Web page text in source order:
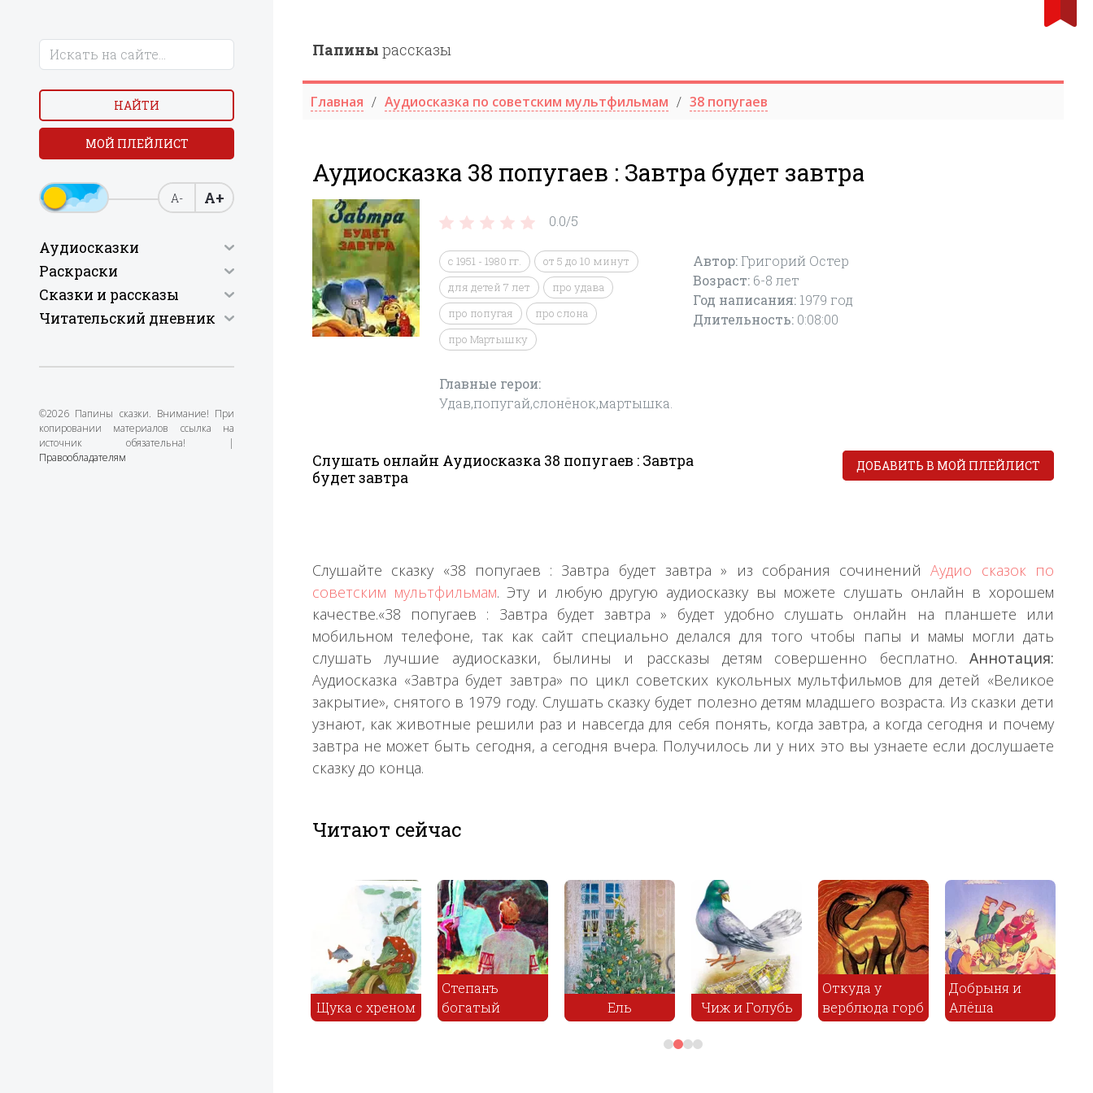
НАЙТИ
МОЙ ПЛЕЙЛИСТ
А- А+
Аудиосказки
Раскраски
Сказки и рассказы
Читательский дневник
©2026 Папины сказки. Внимание! При
копировании материалов ссылка на
источник обязательна! |
Правообладателям
Папины рассказы
Главная Аудиосказка по советским мультфильмам 38 попугаев
Аудиосказка 38 попугаев : Завтра будет завтра
0.0/5
с 1951 - 1980 гг.
от 5 до 10 минут
для детей 7 лет
про удава
про попугая
про слона
про Мартышку
Главные герои:
Удав,попугай,слонёнок,мартышка.
Автор: Григорий Остер
Возраст: 6-8 лет
Год написания: 1979 год
Длительность: 0:08:00
Слушать онлайн Аудиосказка 38 попугаев : Завтра
будет завтра
ДОБАВИТЬ В МОЙ ПЛЕЙЛИСТ
Слушайте сказку «38 попугаев : Завтра будет завтра » из собрания сочиненийАудио сказок по
советским мультфильмам. Эту и любую другую аудиосказку вы можете слушать онлайн в хорошем
качестве.«38 попугаев : Завтра будет завтра » будет удобно слушать онлайн на планшете или
мобильном телефоне, так как сайт специально делался для того чтобы папы и мамы могли дать
слушать лучшие аудиосказки, былины и рассказы детям совершенно бесплатно. Аннотация:
Аудиосказка «Завтра будет завтра» по цикл советских кукольных мультфильмов для детей «Великое
закрытие», снятого в 1979 году. Слушать сказку будет полезно детям младшего возраста. Из сказки дети
узнают, как животные решили раз и навсегда для себя понять, когда завтра, а когда сегодня и почему
завтра не может быть сегодня, а сегодня вчера. Получилось ли у них это вы узнаете если дослушаете
сказку до конца.
Читают сейчас
Щука с хреном
Степанъ
богатый
Ель Чиж и Голубь
Откуда у
верблюда горб
Добрыня и
Алёша